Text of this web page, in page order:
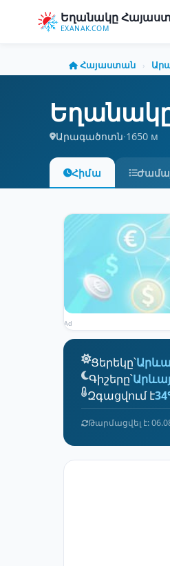
Եղանակը
EXANAK.COM
Հայաստան ›
Արագածոտն·1650 м
Հիմա
Ad
Ցերեկը՝
Գիշերը՝
Զգացվում է
Թարմացվել է: